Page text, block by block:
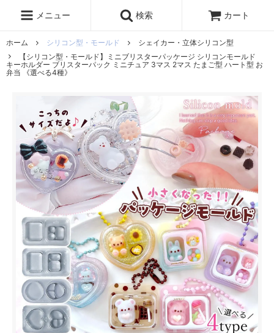
メニュー 検索 カート
ホーム シリコン型・モールド
シェイカー・立体シリコン型
【シリコン型・モールド】ミニブリスターパッケージ シリコンモールド
キーホルダー ブリスターパック ミニチュア 3マス 2マス たまご型 ハート型 お
弁当 《選べる4種》